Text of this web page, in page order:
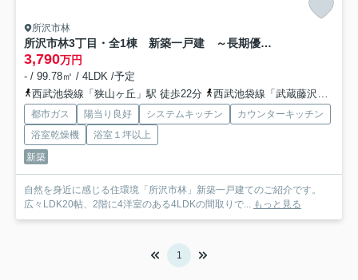
所沢市林
所沢市林3丁目・全1棟 新築一戸建 ～長期優良住宅認定物件～
3,790万円
- / 99.78㎡ / 4LDK /予定
西武池袋線「狭山ヶ丘」駅 徒歩22分
西武池袋線「武蔵藤沢」駅 徒歩32分
都市ガス 陽当り良好 システムキッチン
カウンターキッチン
浴室乾燥機
浴室１坪以上
新築
自然を身近に感じる住環境「所沢市林」新築一戸建てのご紹介です。
広々LDK20帖、2階に4洋室のある4LDKの間取りで... もっと見る
1